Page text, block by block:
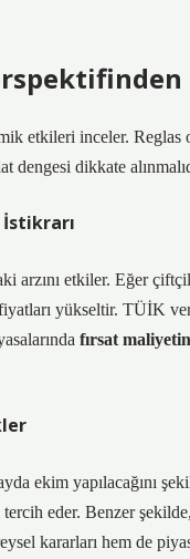
etkileri inceler.
dengesi dikkate
arzını etkiler. Eğer
yükseltir. TÜİK
fırsat
ekim yapılacağını
eder. Benzer
kararları hem de